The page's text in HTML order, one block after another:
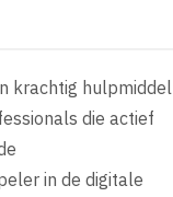
krachtig hulpmiddel
die actief
in de digitale